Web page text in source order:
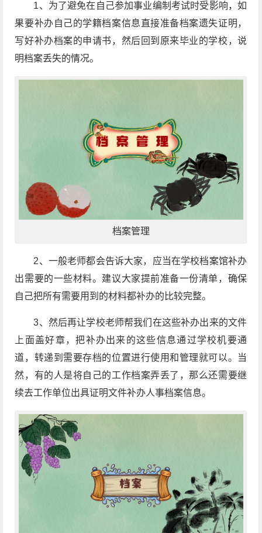
1、为了避免在自己参加事业编制考试时受影响，如
果要补办自己的学籍档案信息直接准备档案遗失证明，
写好补办档案的申请书，然后回到原来毕业的学校，说
明档案丢失的情况。
档案管理
2、一般老师都会告诉大家，应当在学校档案馆补办
出需要的一些材料。建议大家提前准备一份清单，确保
自己把所有需要用到的材料都补办的比较完整。
3、然后再让学校老师帮我们在这些补办出来的文件
上面盖好章，把补办出来的这些信息通过学校机要通
道，转递到需要存档的位置进行使用和管理就可以。当
然，有的人是将自己的工作档案弄丢了，那么还需要继
续去工作单位出具证明文件补办人事档案信息。